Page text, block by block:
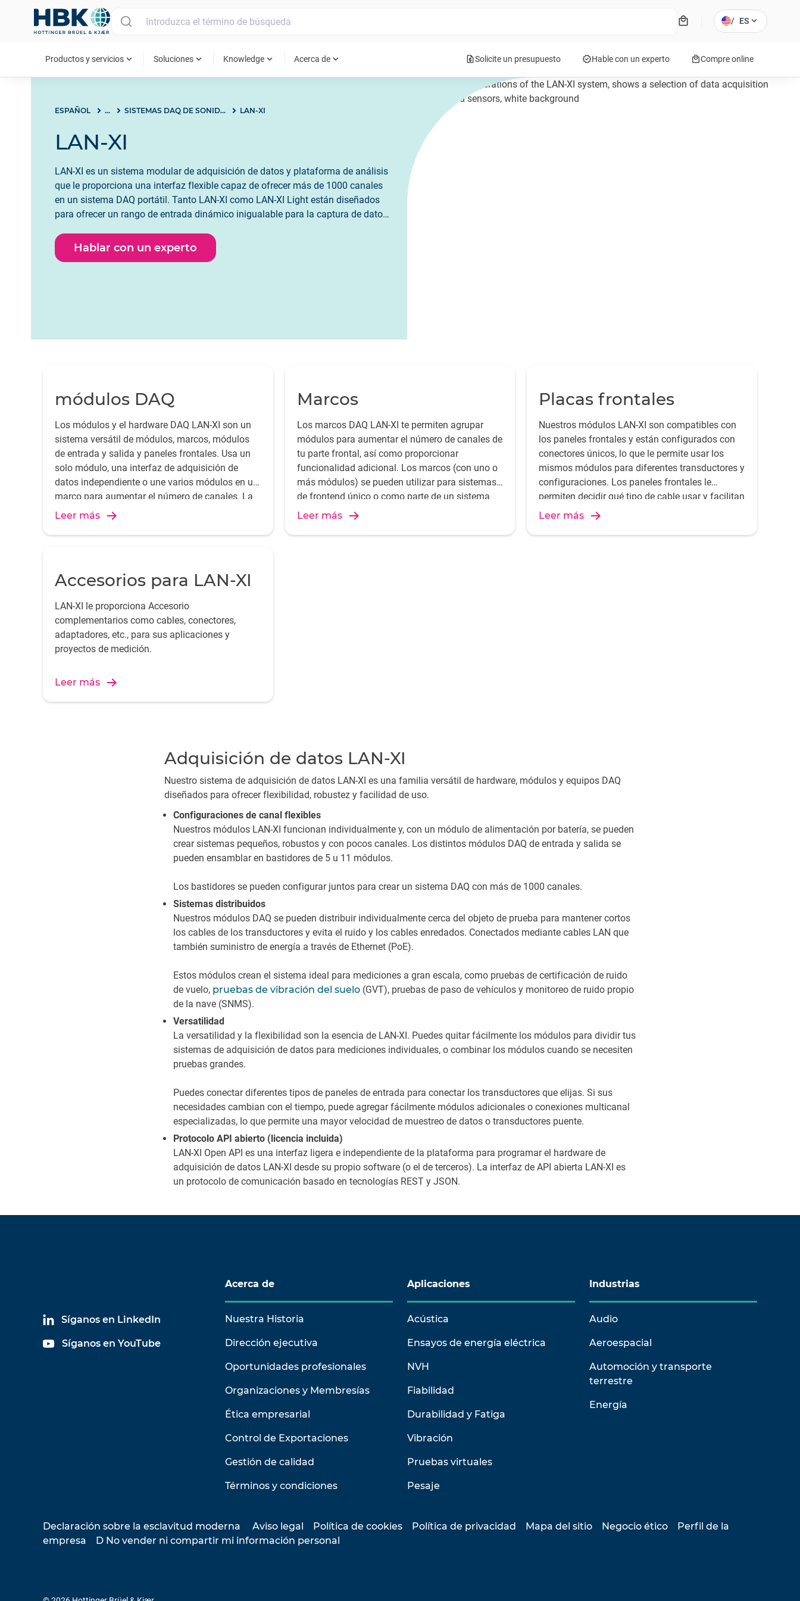
local_mall / ES expand_more
Productos y servicios expand_more Soluciones expand_more Knowledge expand_more Acerca de expand_more request_quoteSolicite un presupuesto verifiedHable con un experto local_mallCompre online
ESPAÑOL ... SISTEMAS DAQ DE SONIDO Y VIBRACIÓN LAN-XI
LAN-XI
LAN-XI es un sistema modular de adquisición de datos y plataforma de análisis
que le proporciona una interfaz flexible capaz de ofrecer más de 1000 canales
en un sistema DAQ portátil. Tanto LAN-XI como LAN-XI Light están diseñados
para ofrecer un rango de entrada dinámico inigualable para la captura de datos
Hablar con un experto
módulos DAQ
Los módulos y el hardware DAQ LAN-XI son un
sistema versátil de módulos, marcos, módulos
de entrada y salida y paneles frontales. Usa un
solo módulo, una interfaz de adquisición de
datos independiente o une varios módulos en un
marco para aumentar el número de canales. La
sincronización de muestras, que utiliza el
permite crear un sistema DAQ distribuido basado
Sonoscout® y Test for i-DEAS.
Leer más
Marcos
Los marcos DAQ LAN-XI te permiten agrupar
módulos para aumentar el número de canales de
tu parte frontal, así como proporcionar
funcionalidad adicional. Los marcos (con uno o
más módulos) se pueden utilizar para sistemas
de frontend único o como parte de un sistema
distribuido
Leer más
Placas frontales
Nuestros módulos LAN-XI son compatibles con
los paneles frontales y están configurados con
conectores únicos, lo que le permite usar los
mismos módulos para diferentes transductores y
configuraciones. Los paneles frontales le
permiten decidir qué tipo de cable usar y facilitan
el intercambio de transductores, lo que se
adaptadores de cable, menos «espaguetis con
Leer más
Accesorios para LAN-XI
LAN-XI le proporciona Accesorio
complementarios como cables, conectores,
adaptadores, etc., para sus aplicaciones y
proyectos de medición.
Leer más
Adquisición de datos LAN-XI
Nuestro sistema de adquisición de datos LAN-XI es una familia versátil de hardware, módulos y equipos DAQ
diseñados para ofrecer flexibilidad, robustez y facilidad de uso.
Configuraciones de canal flexibles
Nuestros módulos LAN-XI funcionan individualmente y, con un módulo de alimentación por batería, se pueden
crear sistemas pequeños, robustos y con pocos canales. Los distintos módulos DAQ de entrada y salida se
pueden ensamblar en bastidores de 5 u 11 módulos.
Los bastidores se pueden configurar juntos para crear un sistema DAQ con más de 1000 canales.
Sistemas distribuidos
Nuestros módulos DAQ se pueden distribuir individualmente cerca del objeto de prueba para mantener cortos
los cables de los transductores y evita el ruido y los cables enredados. Conectados mediante cables LAN que
también suministro de energía a través de Ethernet (PoE).
Estos módulos crean el sistema ideal para mediciones a gran escala, como pruebas de certificación de ruido
de vuelo, pruebas de vibración del suelo (GVT), pruebas de paso de vehículos y monitoreo de ruido propio
de la nave (SNMS).
Versatilidad
La versatilidad y la flexibilidad son la esencia de LAN-XI. Puedes quitar fácilmente los módulos para dividir tus
sistemas de adquisición de datos para mediciones individuales, o combinar los módulos cuando se necesiten
pruebas grandes.
Puedes conectar diferentes tipos de paneles de entrada para conectar los transductores que elijas. Si sus
necesidades cambian con el tiempo, puede agregar fácilmente módulos adicionales o conexiones multicanal
especializadas, lo que permite una mayor velocidad de muestreo de datos o transductores puente.
Protocolo API abierto (licencia incluida)
LAN-XI Open API es una interfaz ligera e independiente de la plataforma para programar el hardware de
adquisición de datos LAN-XI desde su propio software (o el de terceros). La interfaz de API abierta LAN-XI es
un protocolo de comunicación basado en tecnologías REST y JSON.
Síganos en LinkedIn
Síganos en YouTube
Acerca de
Nuestra Historia
Dirección ejecutiva
Oportunidades profesionales
Organizaciones y Membresías
Ética empresarial
Control de Exportaciones
Gestión de calidad
Términos y condiciones
Aplicaciones
Acústica
Ensayos de energía eléctrica
NVH
Fiabilidad
Durabilidad y Fatiga
Vibración
Pruebas virtuales
Pesaje
Industrias
Audio
Aeroespacial
Automoción y transporte
terrestre
Energía
Declaración sobre la esclavitud moderna Aviso legal Política de cookies Política de privacidad Mapa del sitio Negocio ético
Perfil de la
empresa
D No vender ni compartir mi información personal